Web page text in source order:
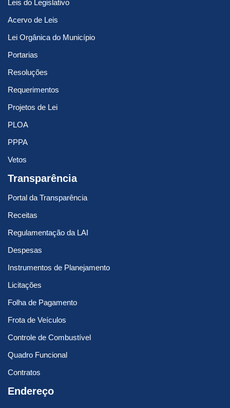
Leis do Legislativo
Acervo de Leis
Lei Orgânica do Município
Portarias
Resoluções
Requerimentos
Projetos de Lei
PLOA
PPPA
Vetos
Transparência
Portal da Transparência
Receitas
Regulamentação da LAI
Despesas
Instrumentos de Planejamento
Licitações
Folha de Pagamento
Frota de Veículos
Controle de Combustível
Quadro Funcional
Contratos
Endereço